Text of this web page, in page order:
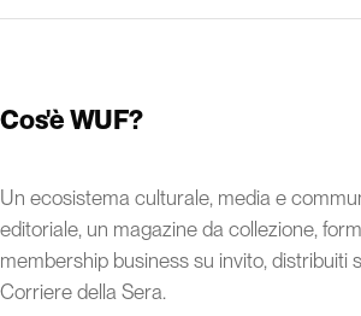
Cos'è WUF?
Un ecosistema culturale, media e
editoriale, un magazine da collezione,
membership business su invito, distribuiti
Corriere della Sera.